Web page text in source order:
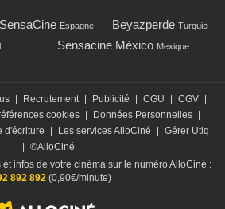
SensaCine Espagne Beyazperde Turquie
Sensacine México Mexique
Recrutement Publicité CGU CGV
cookies Données Personnelles
d'écriture Les services AlloCiné
Gérer Utiq
©AlloCiné
infos de votre cinéma sur le numéro AlloCiné :
892 892(0,90€/minute)